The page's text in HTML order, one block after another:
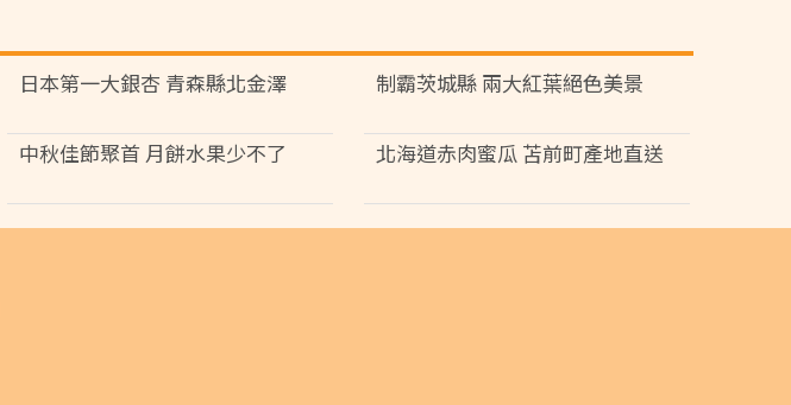
日本第一大銀杏 青森縣北金澤 制霸茨城縣 兩大紅葉絕色美景
中秋佳節聚首 月餅水果少不了 北海道赤肉蜜瓜 苫前町產地直送